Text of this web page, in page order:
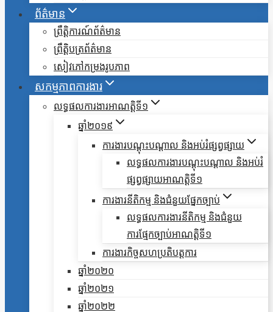
ព័ត៌មាន
ព្រឹត្តិការណ៍ព័ត៌មាន
ព្រឹត្តិបត្រព័ត៌មាន
សៀវភៅកម្រងរូបភាព
សកម្មភាពការងារ
លទ្ធផលការងារអាណត្តិទី១
ឆ្នាំ២០១៩
ការងារបណ្តុះបណ្តាល និងអប់រំផ្សព្វផ្សាយ
លទ្ធផលការងារបណ្តុះបណ្តាល និងអប់រំ
ផ្សព្វផ្សាយអាណត្តិទី១
ការងារនីតិកម្ម និងជំនួយផ្នែកច្បាប់
លទ្ធផលការងារនីតិកម្ម និងជំនួយ
ការផ្មែកច្បាប់អាណត្តិទី១
ការងារកិច្ចសហប្រតិបត្តការ
ឆ្នាំ២០២០
ឆ្នាំ២០២១
ឆ្នាំ២០២២